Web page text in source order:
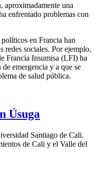
aproximadamente una
enfrentado problemas con
en Francia han
redes sociales. Por ejemplo,
Francia Insumisa (LFI) ha
emergencia y a que se
de salud pública.
Úsuga
Santiago de Cali.
de Cali y el Valle del